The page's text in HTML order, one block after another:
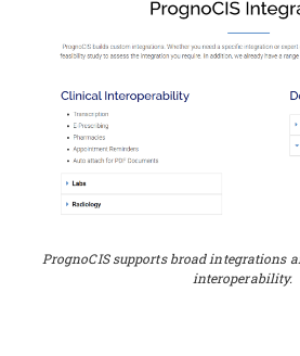
PrognoCIS supports broad integrations
interoperability.